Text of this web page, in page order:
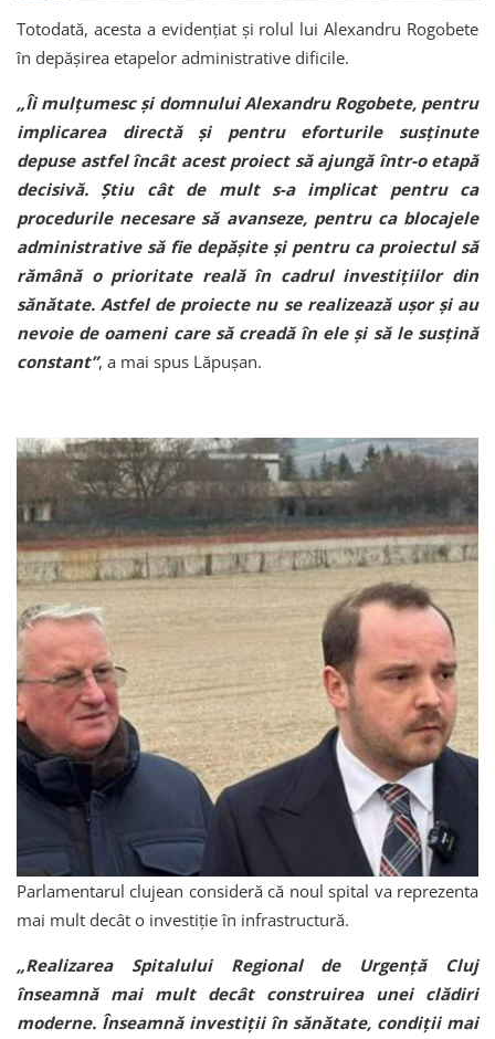
Totodată, acesta a evidențiat și rolul lui Alexandru Rogobete
în depășirea etapelor administrative dificile.
„Îi mulțumesc și domnului Alexandru Rogobete, pentru
implicarea directă și pentru eforturile susținute
depuse astfel încât acest proiect să ajungă într-o etapă
decisivă. Știu cât de mult s-a implicat pentru ca
procedurile necesare să avanseze, pentru ca blocajele
administrative să fie depășite și pentru ca proiectul să
rămână o prioritate reală în cadrul investițiilor din
sănătate. Astfel de proiecte nu se realizează ușor și au
nevoie de oameni care să creadă în ele și să le susțină
constant”, a mai spus Lăpușan.
Parlamentarul clujean consideră că noul spital va reprezenta
mai mult decât o investiție în infrastructură.
„Realizarea Spitalului Regional de Urgență Cluj
înseamnă mai mult decât construirea unei clădiri
moderne. Înseamnă investiții în sănătate, condiții mai